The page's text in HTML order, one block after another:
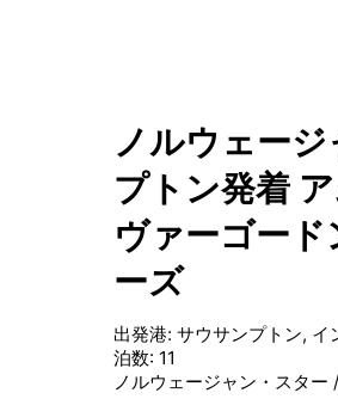
ノルウェー
プトン発着
ヴァーゴー
ーズ
出発港: サウサンプトン, イ
泊数: 11
ノルウェージャン・スター /